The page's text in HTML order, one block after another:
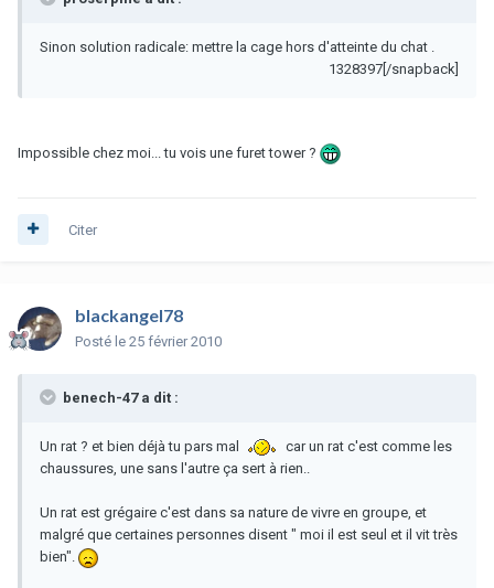
Sinon solution radicale: mettre la cage hors d'atteinte du chat .
1328397[/snapback]
Impossible chez moi... tu vois une furet tower ?
Citer
blackangel78
Posté le 25 février 2010
benech-47 a dit :
Un rat ? et bien déjà tu pars mal
car un rat c'est comme les
chaussures, une sans l'autre ça sert à rien..
Un rat est grégaire c'est dans sa nature de vivre en groupe, et
malgré que certaines personnes disent " moi il est seul et il vit très
bien".